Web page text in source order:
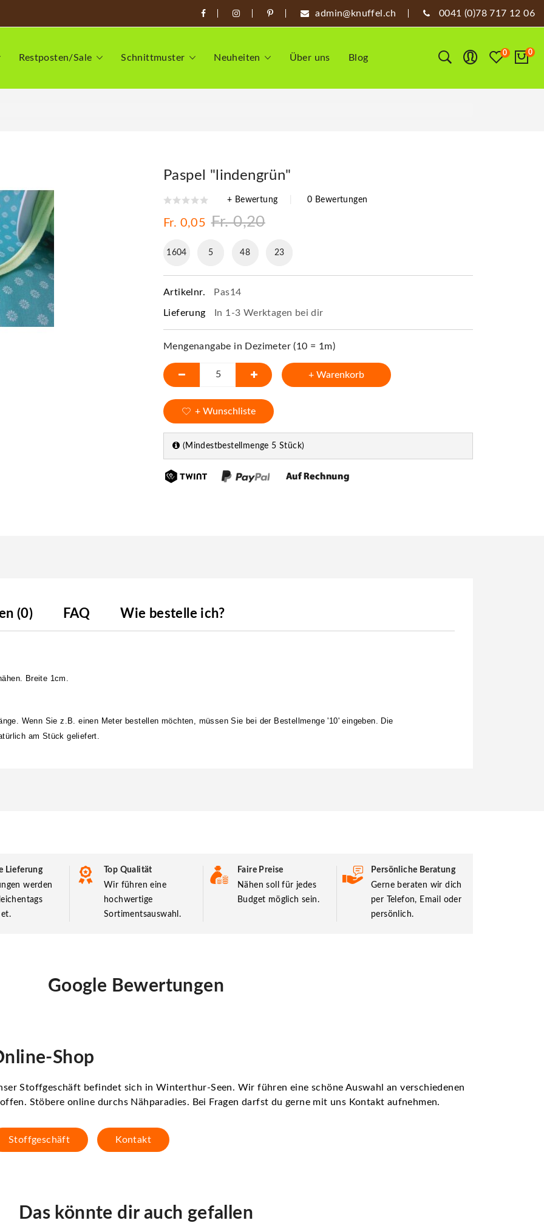
admin@knuffel.ch 0041 (0)78 717 12 06
Restposten/Sale Schnittmuster Neuheiten Über uns Blog 0 0
Paspel "lindengrün"
+ Bewertung 0 Bewertungen
Fr. 0,05 Fr. 0,20
1604 5 48 22
Artikelnr. Pas14
Lieferung In 1-3 Werktagen bei dir
Mengenangabe in Dezimeter (10 = 1m)
+ Warenkorb
+ Wunschliste
(Mindestbestellmenge 5 Stück)
(0) FAQ Wie bestelle ich?
Breite 1cm.
Wenn Sie z.B. einen Meter bestellen möchten, müssen Sie bei der Bestellmenge '10' eingeben. Die
am Stück geliefert.
Lieferung
werden
Top Qualität
Wir führen eine
hochwertige
Sortimentsauswahl.
Faire Preise
Nähen soll für jedes
Budget möglich sein.
Persönliche Beratung
Gerne beraten wir dich
per Telefon, Email oder
persönlich.
Google Bewertungen
Shop
Stoffgeschäft befindet sich in Winterthur-Seen. Wir führen eine schöne Auswahl an verschiedenen
Stöbere online durchs Nähparadies. Bei Fragen darfst du gerne mit uns Kontakt aufnehmen.
Stoffgeschäft Kontakt
Das könnte dir auch gefallen